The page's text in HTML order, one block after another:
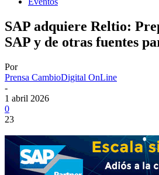
SAP adquiere Reltio:
SAP y de otras fuentes
Por
Prensa CambioDigital OnLine
-
1 abril 2026
0
23